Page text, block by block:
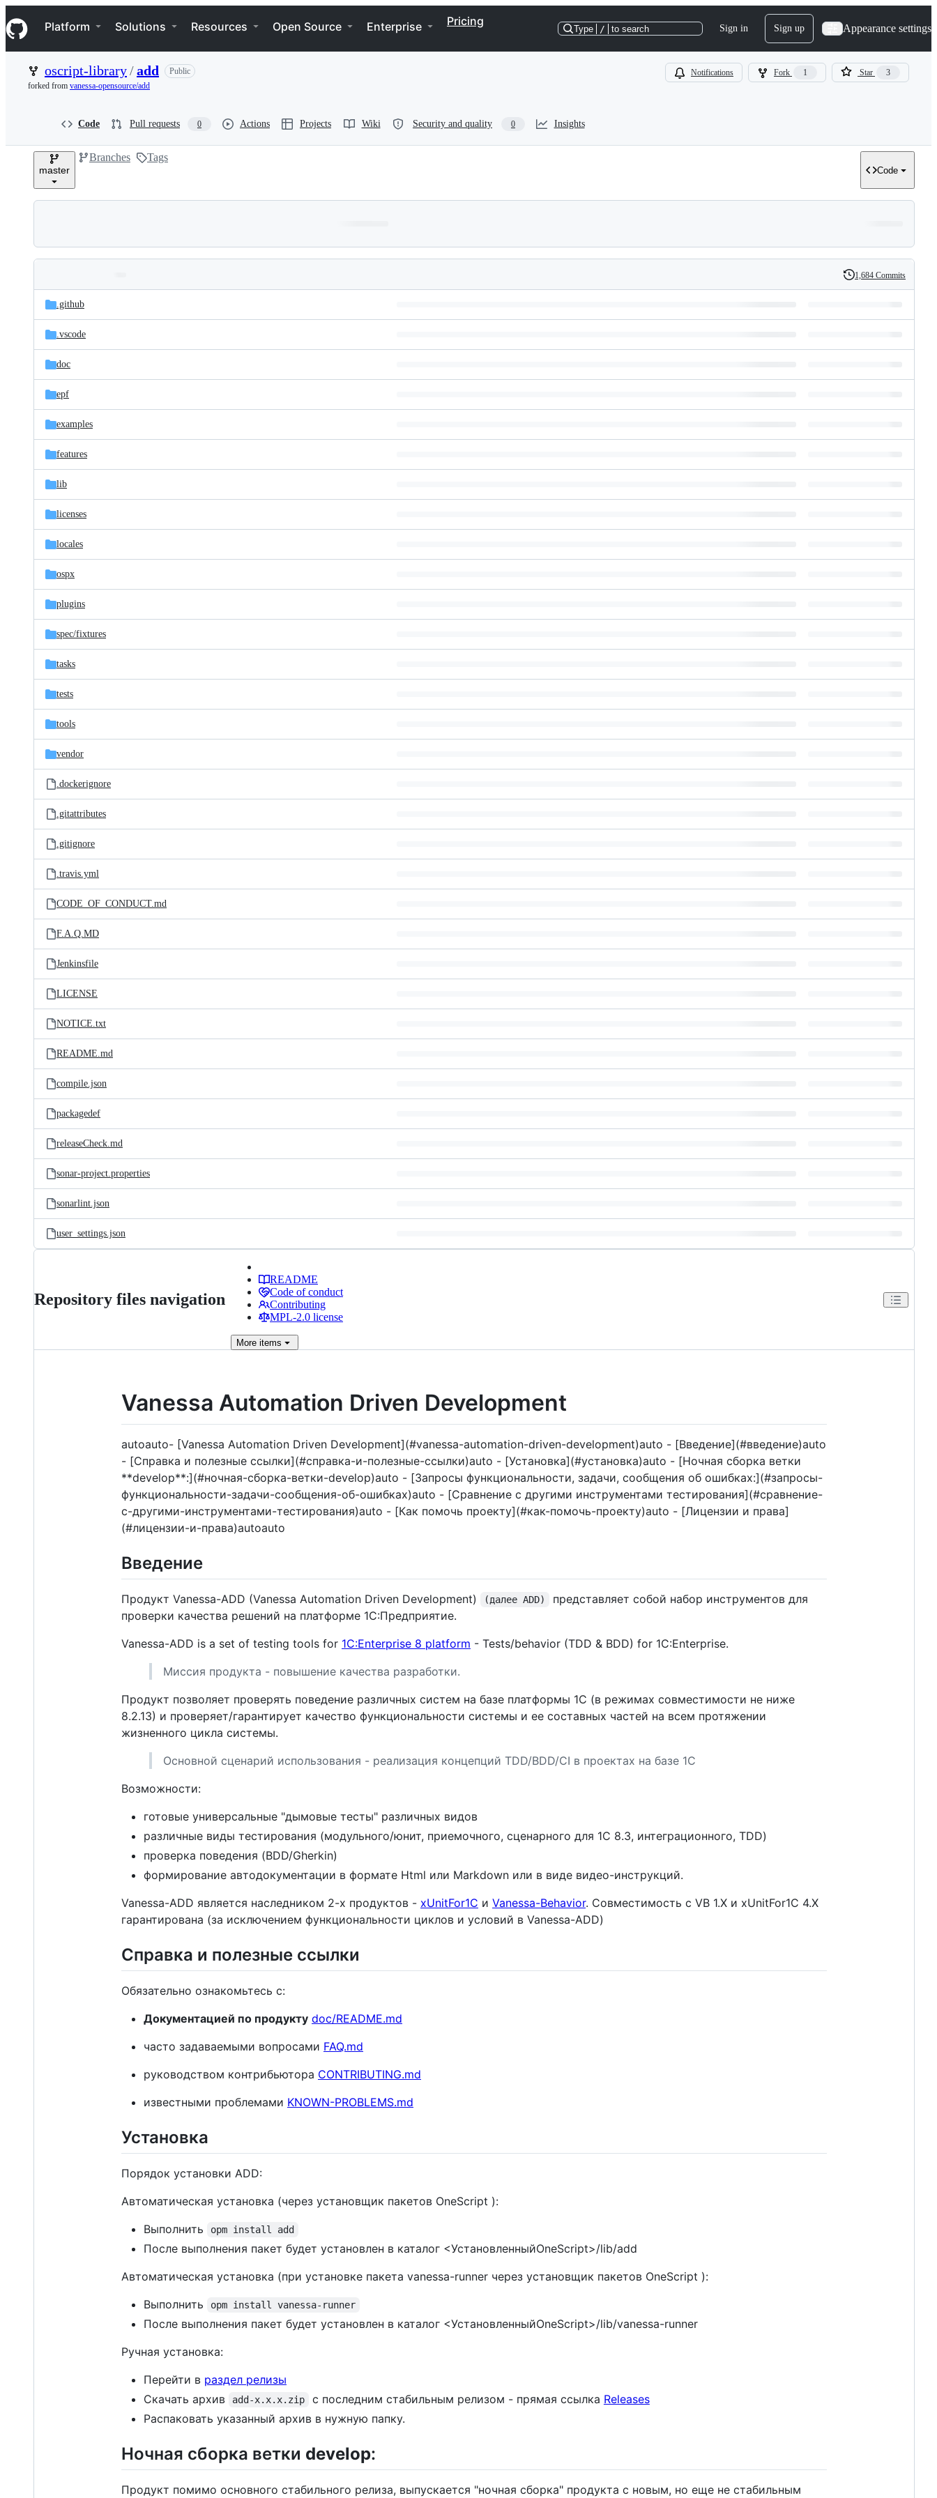
k
i
p
n
Navigation Menu
Platform Solutions Resources Open Source Enterprise Pricing
Type / to search Sign in Sign up Appearance settings
oscript-library/add
Public
forked from vanessa-opensource/add
Notifications Fork 1 Star 3
Code Pull requests 0 Actions Projects Wiki Security and quality 0 Insights
master
Branches Tags
Code
and
files
Latest
commit
History
1,684 Commits
.github
.vscode
doc
epf
examples
features
lib
licenses
locales
ospx
plugins
spec/fixtures
tasks
tests
tools
vendor
.dockerignore
.gitattributes
.gitignore
.travis.yml
CODE_OF_CONDUCT.md
F.A.Q.MD
Jenkinsfile
LICENSE
NOTICE.txt
README.md
compile.json
packagedef
releaseCheck.md
sonar-project.properties
sonarlint.json
user_settings.json
Repository files navigation
README
Code of conduct
Contributing
MPL-2.0 license
More items
Vanessa Automation Driven Development
autoauto- [Vanessa Automation Driven Development](#vanessa-automation-driven-development)auto - [Введение](#введение)auto
- [Справка и полезные ссылки](#справка-и-полезные-ссылки)auto - [Установка](#установка)auto - [Ночная сборка ветки
**develop**:](#ночная-сборка-ветки-develop)auto - [Запросы функциональности, задачи, сообщения об ошибках:](#запросы-
функциональности-задачи-сообщения-об-ошибках)auto - [Сравнение с другими инструментами тестирования](#сравнение-
с-другими-инструментами-тестирования)auto - [Как помочь проекту](#как-помочь-проекту)auto - [Лицензии и права]
(#лицензии-и-права)autoauto
Введение
Продукт Vanessa-ADD (Vanessa Automation Driven Development) (далее ADD)
представляет собой набор инструментов для
проверки качества решений на платформе 1С:Предприятие.
Vanessa-ADD is a set of testing tools for 1C:Enterprise 8 platform - Tests/behavior (TDD & BDD) for 1С:Enterprise.
Миссия продукта - повышение качества разработки.
Продукт позволяет проверять поведение различных систем на базе платформы 1С (в режимах совместимости не ниже
8.2.13) и проверяет/гарантирует качество функциональности системы и ее составных частей на всем протяжении
жизненного цикла системы.
Основной сценарий использования - реализация концепций TDD/BDD/CI в проектах на базе 1С
Возможности:
готовые универсальные "дымовые тесты" различных видов
различные виды тестирования (модульного/юнит, приемочного, сценарного для 1С 8.3, интеграционного, TDD)
проверка поведения (BDD/Gherkin)
формирование автодокументации в формате Html или Markdown или в виде видео-инструкций.
Vanessa-ADD является наследником 2-х продуктов - xUnitFor1C и Vanessa-Behavior. Совместимость с VB 1.Х и xUnitFor1C 4.Х
гарантирована (за исключением функциональности циклов и условий в Vanessa-ADD)
Справка и полезные ссылки
Обязательно ознакомьтесь с:
Документацией по продукту doc/README.md
часто задаваемыми вопросами FAQ.md
руководством контрибьютора CONTRIBUTING.md
известными проблемами KNOWN-PROBLEMS.md
Установка
Порядок установки ADD:
Автоматическая установка (через установщик пакетов OneScript ):
Выполнить
opm install add
После выполнения пакет будет установлен в каталог <УстановленныйOneScript>/lib/add
Автоматическая установка (при установке пакета vanessa-runner через установщик пакетов OneScript ):
Выполнить
opm install vanessa-runner
После выполнения пакет будет установлен в каталог <УстановленныйOneScript>/lib/vanessa-runner
Ручная установка:
Перейти в раздел релизы
Скачать архив
add-x.x.x.zip с последним стабильным релизом - прямая ссылка Releases
Распаковать указанный архив в нужную папку.
Ночная сборка ветки develop:
Продукт помимо основного стабильного релиза, выпускается "ночная сборка" продукта с новым, но еще не стабильным